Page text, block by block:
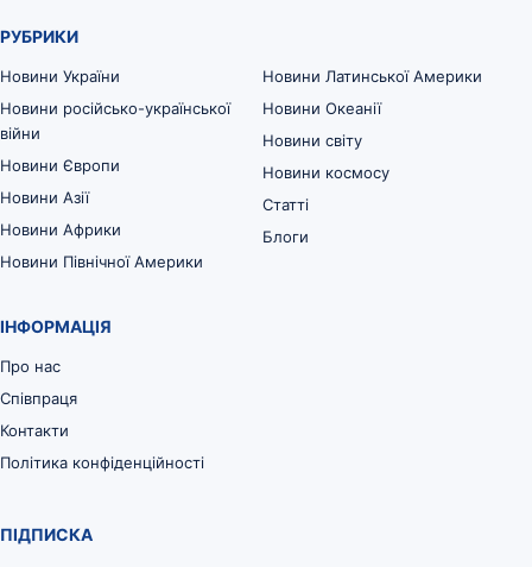
РУБРИКИ
Новини України
Новини російсько-української
війни
Новини Європи
Новини Азії
Новини Африки
Новини Північної Америки
Новини Латинської Америки
Новини Океанії
Новини світу
Новини космосу
Статті
Блоги
ІНФОРМАЦІЯ
Про нас
Співпраця
Контакти
Політика конфіденційності
ПІДПИСКА